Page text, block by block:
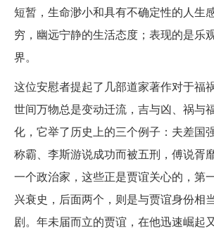
短暂，生命渺小和具有不确定性的人生
穷，幽远宁静的生活态度；表现的是乐
界。
这位安慰者提起了几部道家著作对于福
世间万物总是变动迁流，吉与凶、祸与
化，它举了历史上的三个例子：夫差国
称霸、李斯游说成功而被五刑，傅说胥
一个政治家，这些正是贾谊关心的，第
兴衰史，后面两个，则是与贾谊身份相
剧。年未届而立的贾谊，在他迅速崛起